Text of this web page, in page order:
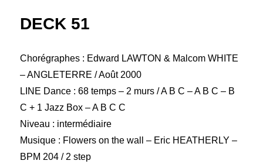
DECK 51
Chorégraphes : Edward LAWTON & Malcom WHITE
– ANGLETERRE / Août 2000
LINE Dance : 68 temps – 2 murs / A B C – A B C – B
C + 1 Jazz Box – A B C C
Niveau : intermédiaire
Musique : Flowers on the wall – Eric HEATHERLY –
BPM 204 / 2 step